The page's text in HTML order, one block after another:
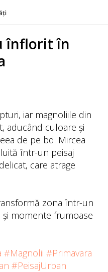
înflorit în
iar magnoliile din
aducând culoare și
de pe bd. Mircea
într-un peisaj
care atrage
zona într-un
momente frumoase
#Magnolii #Primavara
#PeisajUrban